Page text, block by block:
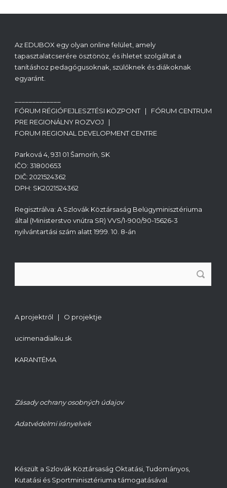
Az EDUBOX egy olyan online felület, amely
tapasztalatcserére ösztönöz, és ihletet szolgáltat a
tanításhoz pedagógusoknak, szülőknek és diákoknak
egyaránt.
FÓRUM RÉGIÓFEJLESZTÉSI KÖZPONT | FÓRUM CENTRUM
PRE REGIONÁLNY ROZVOJ |
FORUM REGIONAL DEVELOPMENT CENTRE
Parková 4, 931 01 Šamorín, SK
IČO: 31800653
DIČ: 2021524362
DPH: SK2021524362
Regisztrálva: A Szlovák Köztársaság Belügyminisztériuma
által (Ministerstvo vnútra SR) VVS/1-900/90-15626-3
nyilvántartási szám alatt 1999. 10. 8-án
A projektről | O projektje
ucimenadialku.sk
KARANTÉMA
Zásady ochrany osobných údajov
Adatvédelmi irányelvek
Készült a Szlovák Köztársaság Oktatási, Tudományos,
Kutatási és Sportminisztériuma támogatásával.